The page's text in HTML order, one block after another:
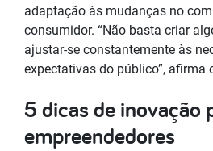
adaptação às mudanças no
consumidor. “Não basta criar
ajustar-se constantemente às
expectativas do público”, afirma
5 dicas de inovação
empreendedores